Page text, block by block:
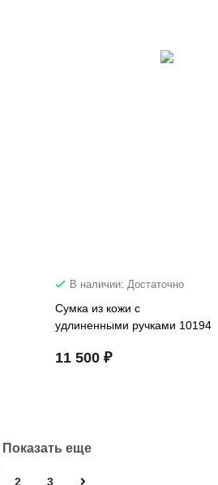
В наличии: Достаточно
Сумка из кожи с
удлиненными ручками 10194
11 500 ₽
Показать еще
2 3